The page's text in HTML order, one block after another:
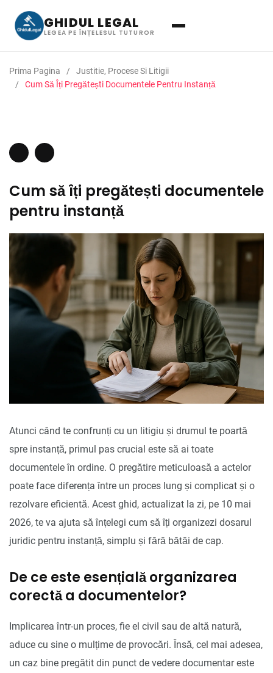
GHIDUL LEGAL
LEGEA PE ÎNȚELESUL TUTUROR
Prima Pagina
Justitie, Procese Si Litigii
Cum Să Îți Pregătești Documentele Pentru Instanță
Cum să îți pregătești documentele
pentru instanță
Atunci când te confrunți cu un litigiu și drumul te poartă
spre instanță, primul pas crucial este să ai toate
documentele în ordine. O pregătire meticuloasă a actelor
poate face diferența între un proces lung și complicat și o
rezolvare eficientă. Acest ghid, actualizat la zi, pe 10 mai
2026, te va ajuta să înțelegi cum să îți organizezi dosarul
juridic pentru instanță, simplu și fără bătăi de cap.
De ce este esențială organizarea
corectă a documentelor?
Implicarea într-un proces, fie el civil sau de altă natură,
aduce cu sine o mulțime de provocări. Însă, cel mai adesea,
un caz bine pregătit din punct de vedere documentar este